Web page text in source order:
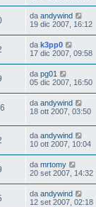
da andywind
19 dic 2007, 16:12
da k3pp0
17 dic 2007, 09:58
da pg01
05 dic 2007, 16:50
da andywind
18 ott 2007, 03:50
da andywind
10 ott 2007, 10:04
da mrtomy
20 set 2007, 14:32
da andywind
12 set 2007, 02:18